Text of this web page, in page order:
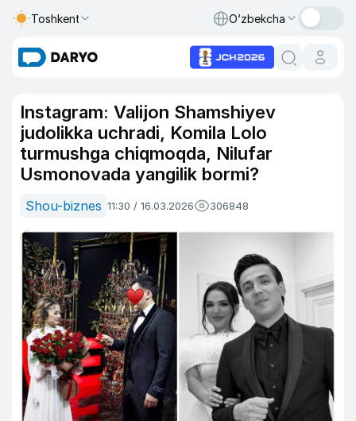
Toshkent O‘zbekcha
Instagram: Valijon Shamshiyev
judolikka uchradi, Komila Lolo
turmushga chiqmoqda, Nilufar
Usmonovada yangilik bormi?
Shou-biznes 11:30 / 16.03.2026 306848